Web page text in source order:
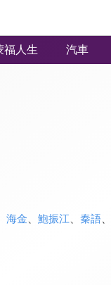
福人生 汽車
海金 鮑振江 秦語、